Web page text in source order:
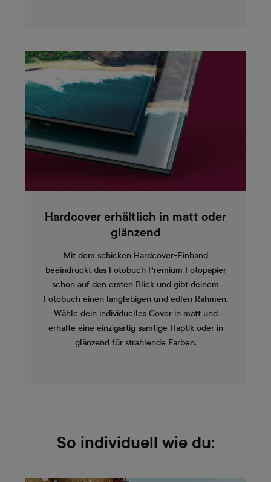
Hardcover erhältlich in matt oder
glänzend
Mit dem schicken Hardcover-Einband
beeindruckt das Fotobuch Premium Fotopapier
schon auf den ersten Blick und gibt deinem
Fotobuch einen langlebigen und edlen Rahmen.
Wähle dein individuelles Cover in matt und
erhalte eine einzigartig samtige Haptik oder in
glänzend für strahlende Farben.
So individuell wie du: